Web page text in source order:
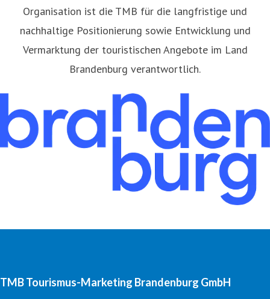
Organisation ist die TMB für die langfristige und
nachhaltige Positionierung sowie Entwicklung und
Vermarktung der touristischen Angebote im Land
Brandenburg verantwortlich.
TMB Tourismus-Marketing Brandenburg GmbH